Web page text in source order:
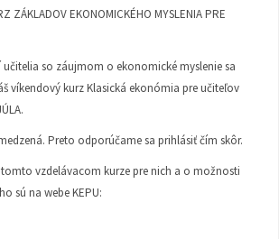
ZÁKLADOV EKONOMICKÉHO MYSLENIA PRE
učitelia so záujmom o ekonomické myslenie sa
víkendový kurz Klasická ekonómia pre učiteľov
Preto odporúčame sa prihlásiť čím skôr.
vzdelávacom kurze pre nich a o možnosti
sú na webe KEPU: